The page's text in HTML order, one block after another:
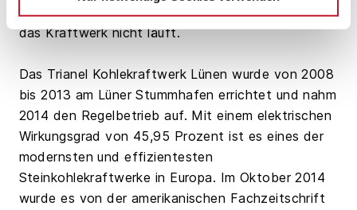
selbst dann Fernwärme produziert werden, wenn
das Kraftwerk nicht läuft.
Das Trianel Kohlekraftwerk Lünen wurde von 2008
bis 2013 am Lüner Stummhafen errichtet und nahm
2014 den Regelbetrieb auf. Mit einem elektrischen
Wirkungsgrad von 45,95 Prozent ist es eines der
modernsten und effizientesten
Steinkohlekraftwerke in Europa. Im Oktober 2014
wurde es von der amerikanischen Fachzeitschrift